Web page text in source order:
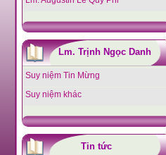
Lm. Trịnh Ngọc Danh
Suy niệm Tin Mừng
Suy niệm khác
Tin tức